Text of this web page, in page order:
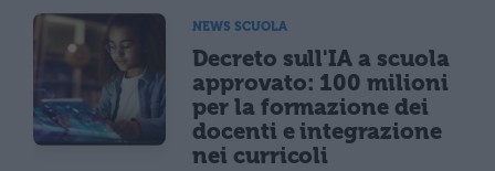
NEWS SCUOLA
Decreto sull'IA a scuola
approvato: 100 milioni
per la formazione dei
docenti e integrazione
nei curricoli